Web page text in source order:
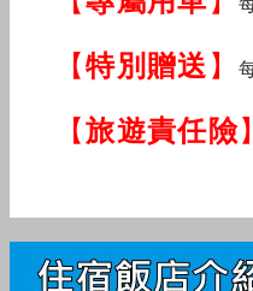
【特別贈送 】
【旅遊責任險